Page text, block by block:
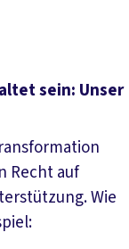
sein: Unser
Recht auf
Wie